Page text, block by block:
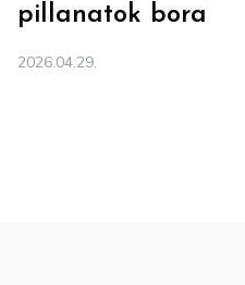
pillanatok bora
2026.04.29.